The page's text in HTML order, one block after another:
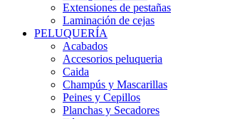
Extensiones de pestañas
Laminación de cejas
PELUQUERÍA
Acabados
Accesorios peluqueria
Caida
Champús y Mascarillas
Peines y Cepillos
Planchas y Secadores